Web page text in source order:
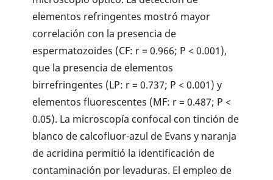
elementos refringentes mostró mayor
correlación con la presencia de
espermatozoides (CF: r = 0.966; P < 0.001),
que la presencia de elementos
birrefringentes (LP: r = 0.737; P < 0.001) y
elementos fluorescentes (MF: r = 0.487; P <
0.05). La microscopía confocal con tinción de
blanco de calcofluor-azul de Evans y naranja
de acridina permitió la identificación de
contaminación por levaduras. El empleo de